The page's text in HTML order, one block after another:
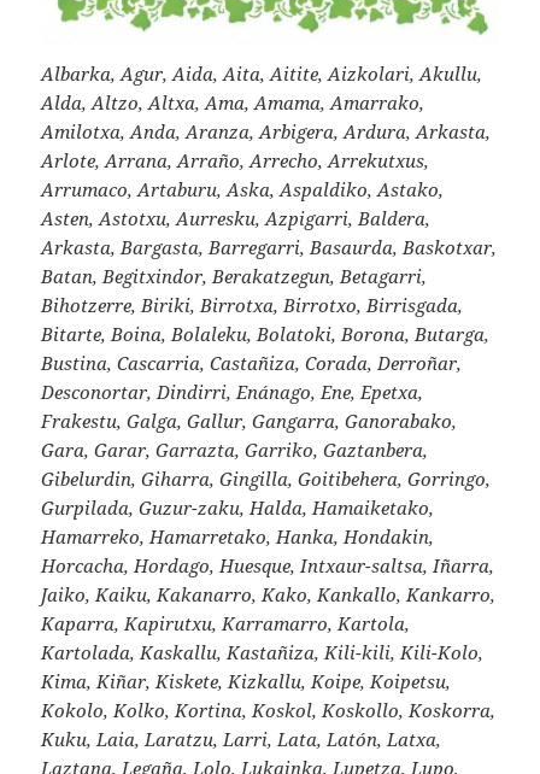
Albarka, Agur, Aida, Aita, Aitite, Aizkolari, Akullu,
Alda, Altzo, Altxa, Ama, Amama, Amarrako,
Amilotxa, Anda, Aranza, Arbigera, Ardura, Arkasta,
Arlote, Arrana, Arraño, Arrecho, Arrekutxus,
Arrumaco, Artaburu, Aska, Aspaldiko, Astako,
Asten, Astotxu, Aurresku, Azpigarri, Baldera,
Arkasta, Bargasta, Barregarri, Basaurda, Baskotxar,
Batan, Begitxindor, Berakatzegun, Betagarri,
Bihotzerre, Biriki, Birrotxa, Birrotxo, Birrisgada,
Bitarte, Boina, Bolaleku, Bolatoki, Borona, Butarga,
Bustina, Cascarria, Castañiza, Corada, Derroñar,
Desconortar, Dindirri, Enánago, Ene, Epetxa,
Frakestu, Galga, Gallur, Gangarra, Ganorabako,
Gara, Garar, Garrazta, Garriko, Gaztanbera,
Gibelurdin, Giharra, Gingilla, Goitibehera, Gorringo,
Gurpilada, Guzur-zaku, Halda, Hamaiketako,
Hamarreko, Hamarretako, Hanka, Hondakin,
Horcacha, Hordago, Huesque, Intxaur-saltsa, Iñarra,
Jaiko, Kaiku, Kakanarro, Kako, Kankallo, Kankarro,
Kaparra, Kapirutxu, Karramarro, Kartola,
Kartolada, Kaskallu, Kastañiza, Kili-kili, Kili-Kolo,
Kima, Kiñar, Kiskete, Kizkallu, Koipe, Koipetsu,
Kokolo, Kolko, Kortina, Koskol, Koskollo, Koskorra,
Kuku, Laia, Laratzu, Larri, Lata, Latón, Latxa,
Laztana, Legaña, Lolo, Lukainka, Lupetza, Lupo,